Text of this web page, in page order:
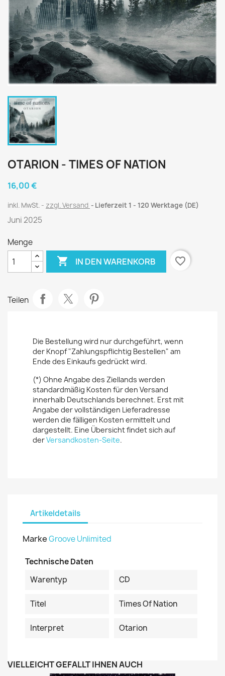
OTARION - TIMES OF NATION
16,00 €
inkl. MwSt. zzgl. Versand Lieferzeit 1 - 120 Werktage (DE)
Juni 2025
Menge
 IN DEN WARENKORB favorite_border
Teilen
Die Bestellung wird nur durchgeführt, wenn
der Knopf "Zahlungspflichtig Bestellen" am
Ende des Einkaufs gedrückt wird.
(*) Ohne Angabe des Ziellands werden
standardmäßig Kosten für den Versand
innerhalb Deutschlands berechnet. Erst mit
Angabe der vollständigen Lieferadresse
werden die fälligen Kosten ermittelt und
dargestellt. Eine Übersicht findet sich auf
derVersandkosten-Seite.
Artikeldetails
MarkeGroove Unlimited
Technische Daten
Warentyp
CD
Titel Times Of Nation
Interpret Otarion
VIELLEICHT GEFÄLLT IHNEN AUCH